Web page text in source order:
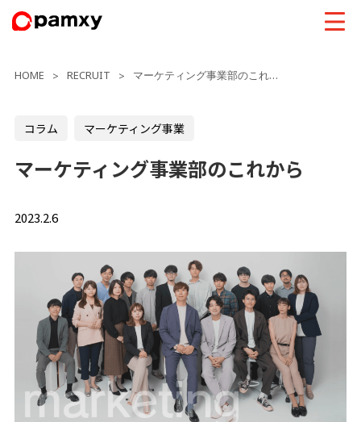
HOME > RECRUIT > マーケティング事業部のこれから
コラム マーケティング事業
マーケティング事業部のこれから
2023.2.6